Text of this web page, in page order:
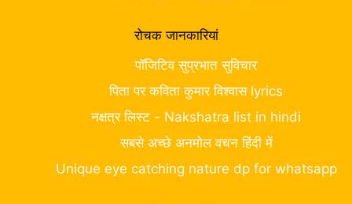
रोचक जानकारियां
पॉजिटिव सुप्रभात सुविचार
पिता पर कविता कुमार विश्वास lyrics
नक्षत्र लिस्ट - Nakshatra list in hindi
सबसे अच्छे अनमोल वचन हिंदी में
Unique eye catching nature dp for whatsapp